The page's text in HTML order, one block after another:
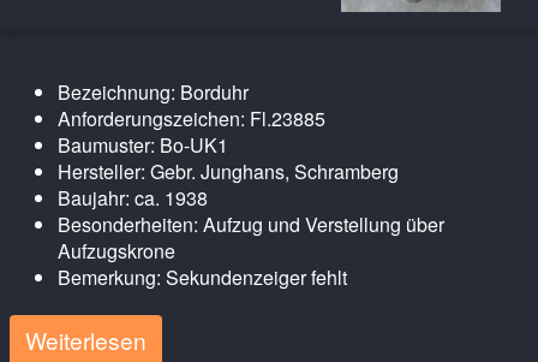
Bezeichnung: Borduhr
Anforderungszeichen: Fl.23885
Baumuster: Bo-UK1
Hersteller: Gebr. Junghans, Schramberg
Baujahr: ca. 1938
Besonderheiten: Aufzug und Verstellung über
Aufzugskrone
Bemerkung: Sekundenzeiger fehlt
Weiterlesen